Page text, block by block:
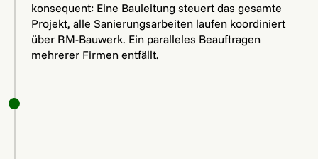
konsequent: Eine Bauleitung steuert das gesamte
Projekt, alle Sanierungsarbeiten laufen koordiniert
über RM-Bauwerk. Ein paralleles Beauftragen
mehrerer Firmen entfällt.